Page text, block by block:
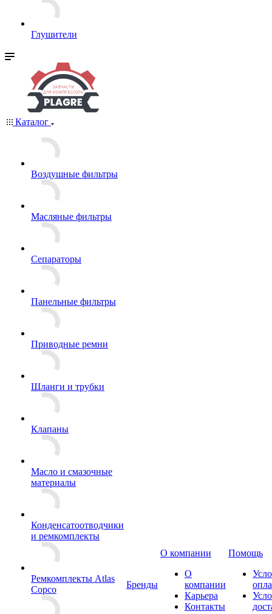
Глушители
Каталог
Воздушные фильтры
Масляные фильтры
Сепараторы
Панельные фильтры
Приводные ремни
Шланги и трубки
Клапаны
Масло и смазочные
материалы
Конденсатоотводчики
и ремкомплекты
Ремкомплекты Atlas
Copco
Бренды
О компании
О
компании
Карьера
Контакты
Помощь